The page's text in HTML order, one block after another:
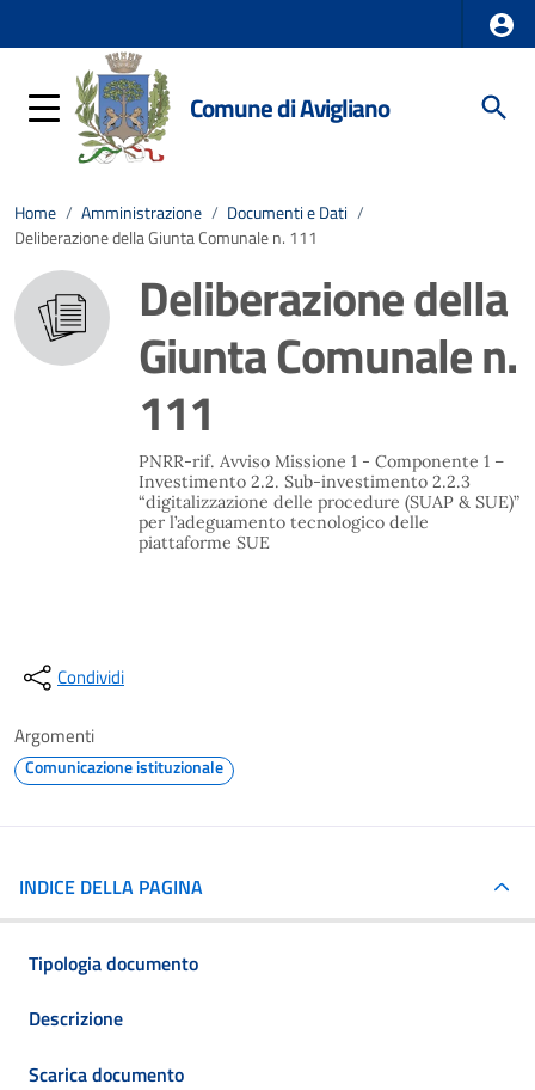
Comune di Avigliano
Home / Amministrazione / Documenti e Dati /
Deliberazione della Giunta Comunale n. 111
Deliberazione della
Giunta Comunale n.
111
PNRR-rif. Avviso Missione 1 - Componente 1 –
Investimento 2.2. Sub-investimento 2.2.3
“digitalizzazione delle procedure (SUAP & SUE)”
per l’adeguamento tecnologico delle
piattaforme SUE
Condividi
Argomenti
Comunicazione istituzionale
INDICE DELLA PAGINA
Tipologia documento
Descrizione
Scarica documento